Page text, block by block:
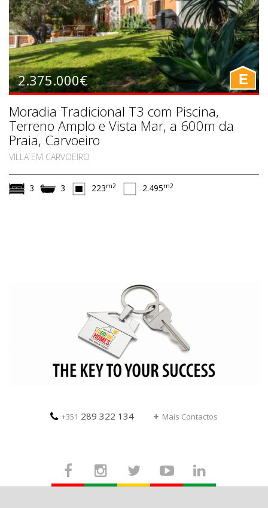
2.375.000€ E
Moradia Tradicional T3 com Piscina,
Terreno Amplo e Vista Mar, a 600m da
Praia, Carvoeiro
VILLA EM CARVOEIRO
3 3 223m2 2.495m2
+351 289 322 134 Mais Contactos